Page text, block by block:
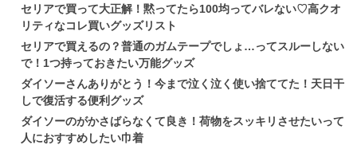
セリアで買って大正解！黙ってたら100均ってバレない♡高クオ
リティなコレ買いグッズリスト
セリアで買えるの？普通のガムテープでしょ…ってスルーしない
で！1つ持っておきたい万能グッズ
ダイソーさんありがとう！今まで泣く泣く使い捨ててた！天日干
しで復活する便利グッズ
ダイソーのがかさばらなくて良き！荷物をスッキリさせたいって
人におすすめしたい巾着